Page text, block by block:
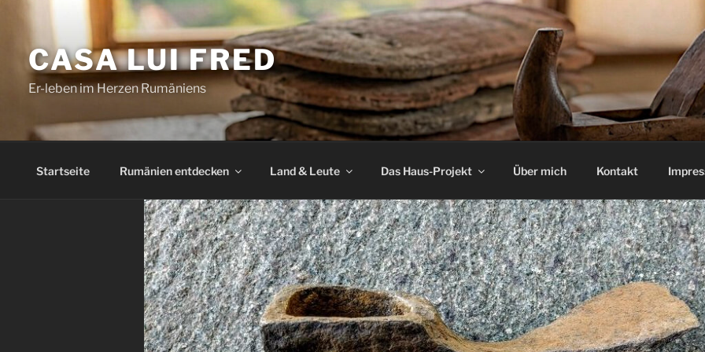
springenCASA LUI FRED
Er-leben im Herzen Rumäniens
Startseite Rumänien entdecken Land & Leute Das Haus-Projekt Über mich Kontakt